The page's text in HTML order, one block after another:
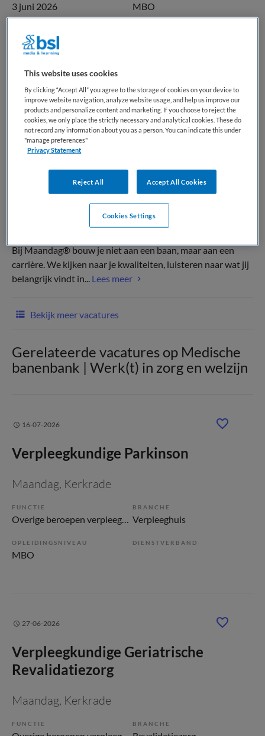
3 juni 2026 MBO
Niet nader bepaald
Vacature niet beschikbaar
Deze vacature Verpleegkundige Parkinson Afdeling bij
Maandag is niet meer actueel. Hieronder staan enkele
vergelijkbare vacatures die voor u wellicht interessant zijn.
Bij Maandag® bouw je niet aan een baan, maar aan een
carrière. We kijken naar je kwaliteiten, luisteren naar wat jij
belangrijk vindt in... Lees meer
Bekijk meer vacatures
Gerelateerde vacatures op Medische
banenbank | Werk(t) in zorg en welzijn
16-07-2026
Verpleegkundige Parkinson
Maandag, Kerkrade
FUNCTIE
Overige beroepen verpleegkunde
BRANCHE
Verpleeghuis
OPLEIDINGSNIVEAU
MBO
DIENSTVERBAND
27-06-2026
Verpleegkundige Geriatrische
Revalidatiezorg
Maandag, Kerkrade
FUNCTIE BRANCHE
This website uses cookies
By clicking “Accept All” you agree to the storage of cookies on your device to
improve website navigation, analyze website usage, and help us improve our
products and personalize content and marketing. If you choose to reject the
cookies, we only place the strictly necessary and analytical cookies. These do
not record any information about you as a person. You can indicate this under
"manage preferences"
Privacy Statement
Reject All Accept All Cookies
Cookies Settings